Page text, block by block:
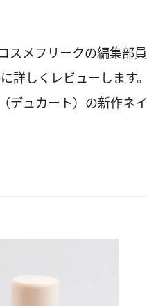
スメフリークの編集部員
詳しくレビューします。
デュカート）の新作ネイ